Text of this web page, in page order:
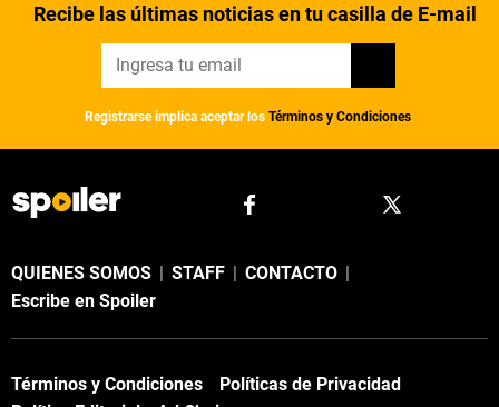
Recibe las últimas noticias en tu casilla de E-mail
Registrarse implica aceptar los Términos y Condiciones
QUIENES SOMOS | STAFF | CONTACTO |
Escribe en Spoiler
Términos y Condiciones
Políticas de Privacidad